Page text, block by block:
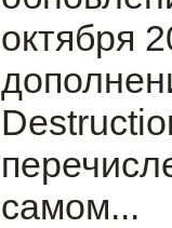
октября
самом...